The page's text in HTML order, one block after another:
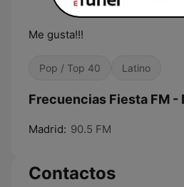
Me gusta!!!
Pop / Top 40 Latino
Frecuencias Fiesta FM -
Madrid: 90.5 FM
Contactos